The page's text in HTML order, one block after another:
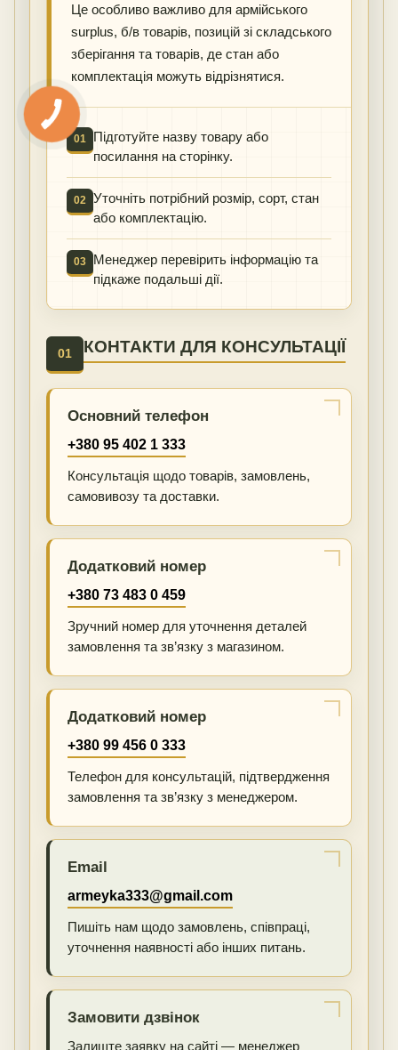
Це особливо важливо для армійського
surplus, б/в товарів, позицій зі складського
зберігання та товарів, де стан або
комплектація можуть відрізнятися.
01
Підготуйте назву товару або
посилання на сторінку.
02
Уточніть потрібний розмір, сорт, стан
або комплектацію.
03
Менеджер перевірить інформацію та
підкаже подальші дії.
01 КОНТАКТИ ДЛЯ КОНСУЛЬТАЦІЇ
Основний телефон
+380 95 402 1 333
Консультація щодо товарів, замовлень,
самовивозу та доставки.
Додатковий номер
+380 73 483 0 459
Зручний номер для уточнення деталей
замовлення та зв’язку з магазином.
Додатковий номер
+380 99 456 0 333
Телефон для консультацій, підтвердження
замовлення та зв’язку з менеджером.
Email
armeyka333@gmail.com
Пишіть нам щодо замовлень, співпраці,
уточнення наявності або інших питань.
Замовити дзвінок
Залиште заявку на сайті — менеджер